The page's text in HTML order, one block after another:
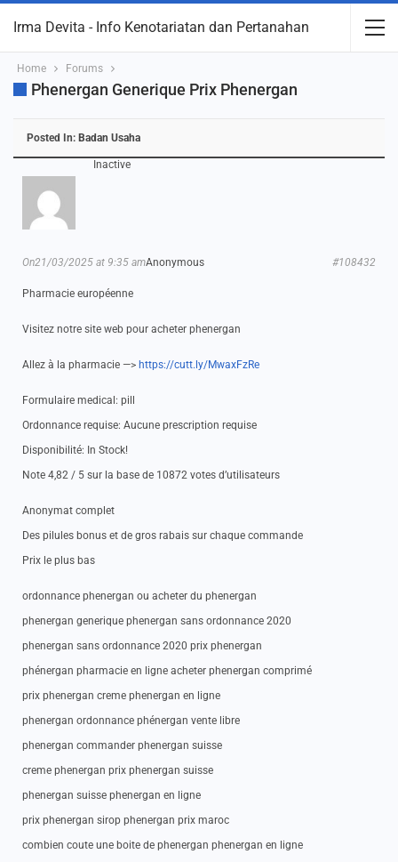
Irma Devita - Info Kenotariatan dan Pertanahan
Home Forums
Phenergan Generique Prix Phenergan
Posted In: Badan Usaha
Inactive
Anonymous
On21/03/2025 at 9:35 am #108432
Pharmacie européenne
Visitez notre site web pour acheter phenergan
Allez à la pharmacie —> https://cutt.ly/MwaxFzRe
Formulaire medical: pill
Ordonnance requise: Aucune prescription requise
Disponibilité: In Stock!
Note 4,82 / 5 sur la base de 10872 votes d’utilisateurs
Anonymat complet
Des pilules bonus et de gros rabais sur chaque commande
Prix le plus bas
ordonnance phenergan ou acheter du phenergan
phenergan generique phenergan sans ordonnance 2020
phenergan sans ordonnance 2020 prix phenergan
phénergan pharmacie en ligne acheter phenergan comprimé
prix phenergan creme phenergan en ligne
phenergan ordonnance phénergan vente libre
phenergan commander phenergan suisse
creme phenergan prix phenergan suisse
phenergan suisse phenergan en ligne
prix phenergan sirop phenergan prix maroc
combien coute une boite de phenergan phenergan en ligne